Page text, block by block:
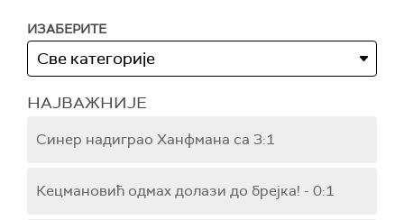
ИЗАБЕРИТЕ
НАЈВАЖНИЈЕ
Синер надиграо Ханфмана са 3:1
Кецмановић одмах долази до брејка! - 0:1